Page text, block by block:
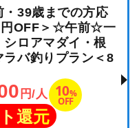
・39歳までの方応
円OFF＞☆午前☆一
ロアマダイ・根
バ釣りプラン＜8
円/人 10%
OFF
還元